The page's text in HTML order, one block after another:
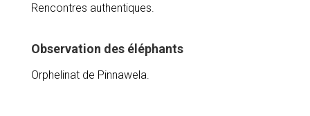
Rencontres authentiques.
Observation des éléphants
Orphelinat de Pinnawela.